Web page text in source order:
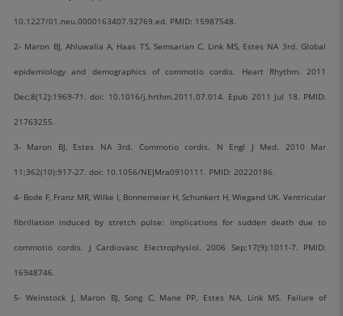
10.1227/01.neu.0000163407.92769.ed. PMID: 15987548.
2- Maron BJ, Ahluwalia A, Haas TS, Semsarian C, Link MS, Estes NA 3rd. Global
epidemiology and demographics of commotio cordis. Heart Rhythm. 2011
Dec;8(12):1969-71. doi: 10.1016/j.hrthm.2011.07.014. Epub 2011 Jul 18. PMID:
21763255.
3- Maron BJ, Estes NA 3rd. Commotio cordis. N Engl J Med. 2010 Mar
11;362(10):917-27. doi: 10.1056/NEJMra0910111. PMID: 20220186.
4- Bode F, Franz MR, Wilke I, Bonnemeier H, Schunkert H, Wiegand UK. Ventricular
fibrillation induced by stretch pulse: implications for sudden death due to
commotio cordis. J Cardiovasc Electrophysiol. 2006 Sep;17(9):1011-7. PMID:
16948746.
5- Weinstock J, Maron BJ, Song C, Mane PP, Estes NA, Link MS. Failure of